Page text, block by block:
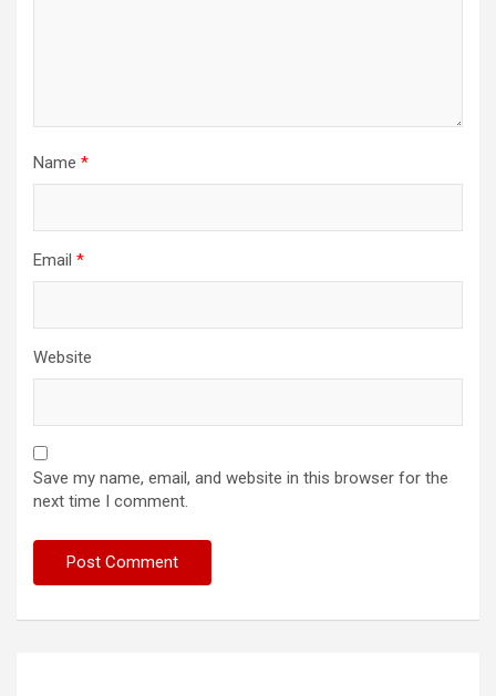
Name *
Email *
Website
Save my name, email, and website in this browser for the
next time I comment.